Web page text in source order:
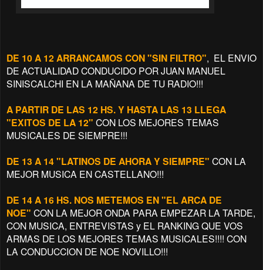
DE 10 A 12 ARRANCAMOS CON "SIN FILTRO", EL ENVIO
DE ACTUALIDAD CONDUCIDO POR JUAN MANUEL
SINISCALCHI EN LA MAÑANA DE TU RADIO!!!
A PARTIR DE LAS 12 HS. Y HASTA LAS 13 LLEGA
"EXITOS DE LA 12" CON LOS MEJORES TEMAS
MUSICALES DE SIEMPRE!!!
DE 13 A 14 "LATINOS DE AHORA Y SIEMPRE" CON LA
MEJOR MUSICA EN CASTELLANO!!!
DE 14 A 16 HS. NOS METEMOS EN "EL ARCA DE
NOE" CON LA MEJOR ONDA PARA EMPEZAR LA TARDE,
CON MUSICA, ENTREVISTAS y EL RANKING QUE VOS
ARMAS DE LOS MEJORES TEMAS MUSICALES!!!! CON
LA CONDUCCION DE NOE NOVILLO!!!